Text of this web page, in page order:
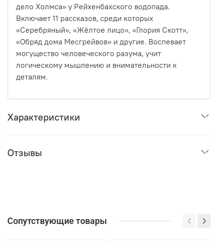
дело Холмса» у Рейхенбахского водопада.
Включает 11 рассказов, среди которых
«Серебряный», «Жёлтое лицо», «Глория Скотт»,
«Обряд дома Месгрейвов» и другие. Воспевает
могущество человеческого разума, учит
логическому мышлению и внимательности к
деталям.
Характеристики
Отзывы
Сопутствующие товары